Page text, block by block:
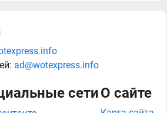
ad@wotexpress.info
сетиО сайте